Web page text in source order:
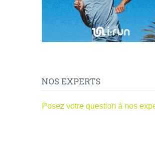
NOS EXPERTS
Posez votre question à nos